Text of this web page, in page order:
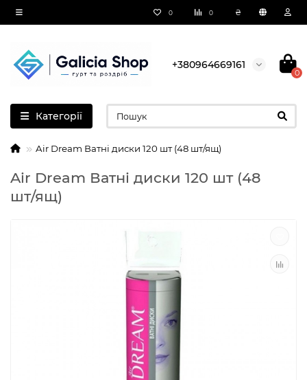
0 0 ₴
+380964669161
0
Категорії
Air Dream Ватні диски 120 шт (48 шт/ящ)
Air Dream Ватні диски 120 шт (48
шт/ящ)